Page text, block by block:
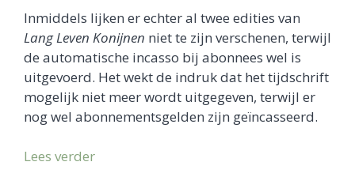
Inmiddels lijken er echter al twee edities van
Lang Leven Konijnen niet te zijn verschenen, terwijl
de automatische incasso bij abonnees wel is
uitgevoerd. Het wekt de indruk dat het tijdschrift
mogelijk niet meer wordt uitgegeven, terwijl er
nog wel abonnementsgelden zijn geïncasseerd.
Lees verder